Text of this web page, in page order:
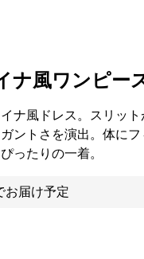
ナ風ワンピー
ナ風ドレス。スリット
ントさを演出。体にフ
ったりの一着。
お届け予定